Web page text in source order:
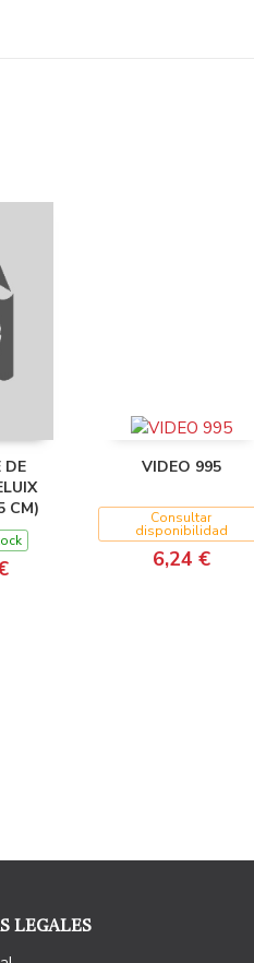
DE
CM)
VIDEO 995
Consultar
disponibilidad
6,24 €
LEGALES